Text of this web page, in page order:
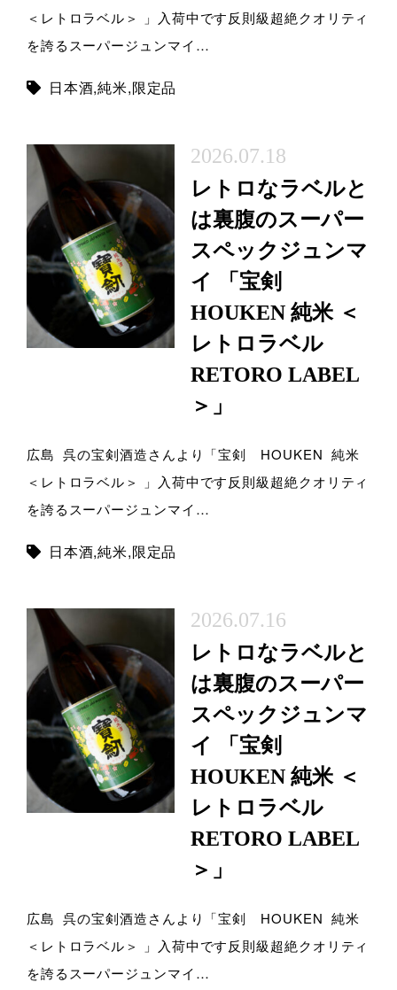
＜レトロラベル＞ 」入荷中です反則級超絶クオリティ
を誇るスーパージュンマイ…
日本酒,純米,限定品
2026.07.18
レトロなラベルと
は裏腹のスーパー
スペックジュンマ
イ 「宝剣
HOUKEN 純米 ＜
レトロラベル
RETORO LABEL
＞」
広島 呉の宝剣酒造さんより「宝剣 HOUKEN 純米
＜レトロラベル＞ 」入荷中です反則級超絶クオリティ
を誇るスーパージュンマイ…
日本酒,純米,限定品
2026.07.16
レトロなラベルと
は裏腹のスーパー
スペックジュンマ
イ 「宝剣
HOUKEN 純米 ＜
レトロラベル
RETORO LABEL
＞」
広島 呉の宝剣酒造さんより「宝剣 HOUKEN 純米
＜レトロラベル＞ 」入荷中です反則級超絶クオリティ
を誇るスーパージュンマイ…